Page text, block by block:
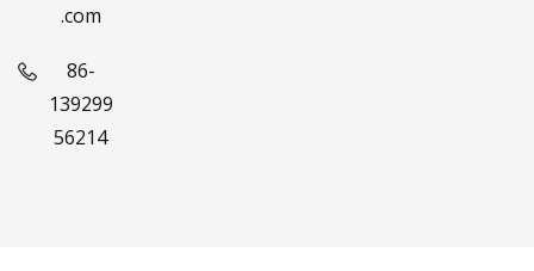
.com
86-
139299
56214